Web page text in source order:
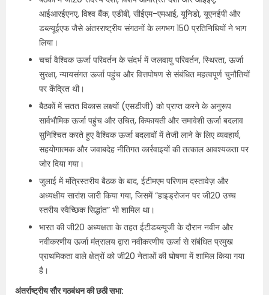
आईआरईएनए, विश्व बैंक, एडीबी, सीईएम-एमआई, यूनिडो, यूएनईपी और
डब्ल्यूईएफ जैसे अंतरराष्ट्रीय संगठनों के लगभग 150 प्रतिनिधियों ने भाग
लिया।
चर्चा वैश्विक ऊर्जा परिवर्तन के संदर्भ में जलवायु परिवर्तन, स्थिरता, ऊर्जा
सुरक्षा, न्यायसंगत ऊर्जा पहुंच और वित्तपोषण से संबंधित महत्वपूर्ण चुनौतियों
पर केंद्रित थी।
बैठकों में सतत विकास लक्ष्यों (एसडीजी) को प्राप्त करने के अनुरूप
सार्वभौमिक ऊर्जा पहुंच और उचित, किफायती और समावेशी ऊर्जा बदलाव
सुनिश्चित करते हुए वैश्विक ऊर्जा बदलावों में तेजी लाने के लिए व्यवहार्य,
सहयोगात्मक और जवाबदेह नीतिगत कार्रवाइयों की तत्काल आवश्यकता पर
जोर दिया गया।
जुलाई में मंत्रिस्तरीय बैठक के बाद, ईटीमएम परिणाम दस्तावेज़ और
अध्यक्षीय सारांश जारी किया गया, जिसमें “हाइड्रोजन पर जी20 उच्च
स्तरीय स्वैच्छिक सिद्धांत” भी शामिल था।
भारत की जी20 अध्यक्षता के तहत ईटीडब्ल्यूजी के दौरान नवीन और
नवीकरणीय ऊर्जा मंत्रालय द्वारा नवीकरणीय ऊर्जा से संबंधित प्रमुख
प्राथमिकता वाले क्षेत्रों को जी20 नेताओं की घोषणा में शामिल किया गया
है।
अंतर्राष्ट्रीय सौर गठबंधन की छठी सभा: